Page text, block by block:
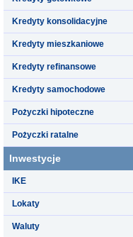
Kredyty konsolidacyjne
Kredyty mieszkaniowe
Kredyty refinansowe
Kredyty samochodowe
Pożyczki hipoteczne
Pożyczki ratalne
Inwestycje
IKE
Lokaty
Waluty